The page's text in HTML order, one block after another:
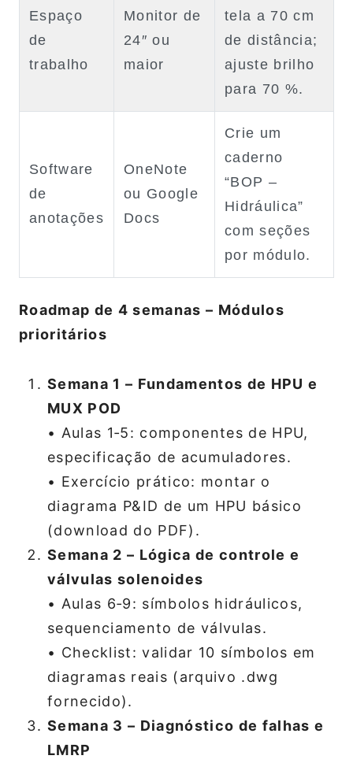
Espaço
de
trabalho
Monitor de
24″ ou
maior
tela a 70 cm
de distância;
ajuste brilho
para 70 %.
Software
de
anotações
OneNote
ou Google
Docs
Crie um
caderno
“BOP –
Hidráulica”
com seções
por módulo.
Roadmap de 4 semanas – Módulos
prioritários
Semana 1 – Fundamentos de HPU e
MUX POD
• Aulas 1‑5: componentes de HPU,
especificação de acumuladores.
• Exercício prático: montar o
diagrama P&ID de um HPU básico
(download do PDF).
Semana 2 – Lógica de controle e
válvulas solenoides
• Aulas 6‑9: símbolos hidráulicos,
sequenciamento de válvulas.
• Checklist: validar 10 símbolos em
diagramas reais (arquivo .dwg
fornecido).
Semana 3 – Diagnóstico de falhas e
LMRP